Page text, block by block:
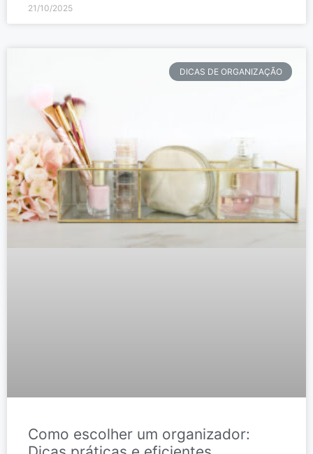
21/10/2025
DICAS DE ORGANIZAÇÃO
Como escolher um organizador: